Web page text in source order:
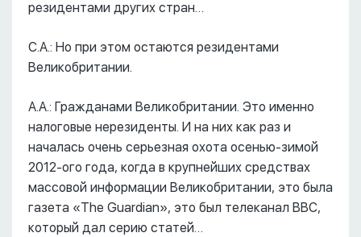
резидентами других стран…
С.А.: Но при этом остаются резидентами
Великобритании.
А.А.: Гражданами Великобритании. Это именно
налоговые нерезиденты. И на них как раз и
началась очень серьезная охота осенью-зимой
2012-ого года, когда в крупнейших средствах
массовой информации Великобритании, это была
газета «The Guardian», это был телеканал ВВС,
который дал серию статей…